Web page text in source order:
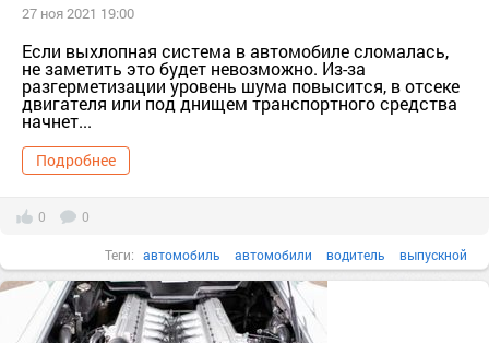
27 ноя 2021 19:00
Если выхлопная система в автомобиле сломалась,
не заметить это будет невозможно. Из-за
разгерметизации уровень шума повысится, в отсеке
двигателя или под днищем транспортного средства
начнет...
Подробнее
0 0
Теги: автомобиль автомобили водитель выпускной
альтернатива